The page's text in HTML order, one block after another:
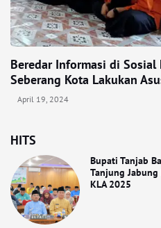
HITS
Bupati Tanjab
Tanjung Jabung
KLA 2025
Beredar Informasi di Sosial
Seberang Kota Lakukan
April 19, 2024